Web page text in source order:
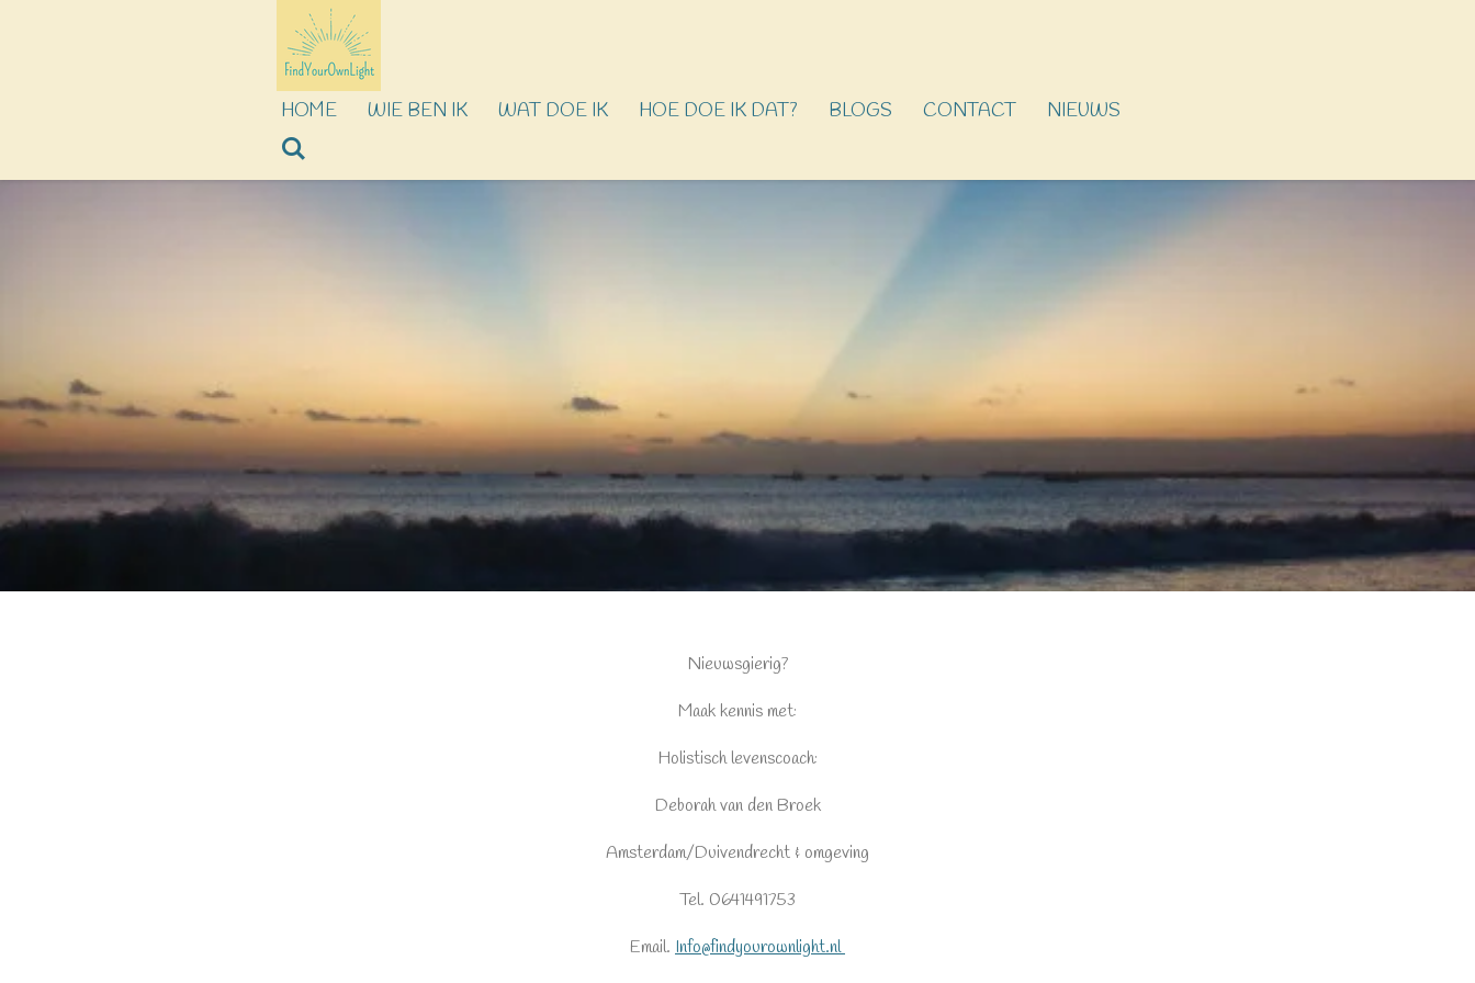
HOME WIE BEN IK WAT DOE IK HOE DOE IK DAT? BLOGS CONTACT NIEUWS
Nieuwsgierig?
Maak kennis met:
Holistisch levenscoach:
Deborah van den Broek
Amsterdam/Duivendrecht & omgeving
Tel. 0641491753
Email. Info@findyourownlight.nl